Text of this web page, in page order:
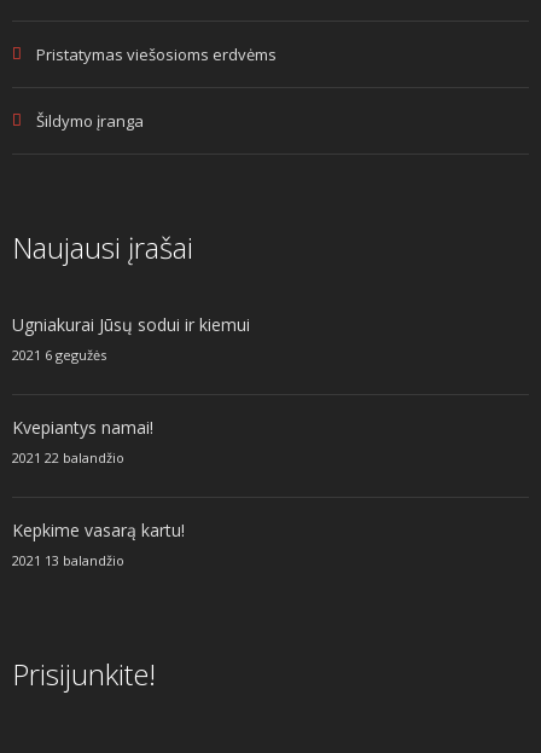
Pristatymas viešosioms erdvėms
Šildymo įranga
Naujausi įrašai
Ugniakurai Jūsų sodui ir kiemui
2021 6 gegužės
Kvepiantys namai!
2021 22 balandžio
Kepkime vasarą kartu!
2021 13 balandžio
Prisijunkite!